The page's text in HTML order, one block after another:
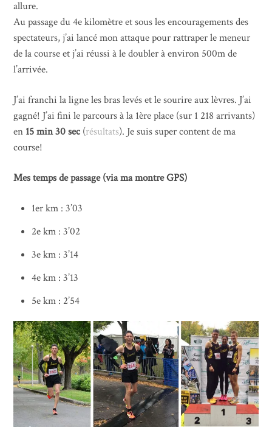
allure.
Au passage du 4e kilomètre et sous les encouragements des
spectateurs, j’ai lancé mon attaque pour rattraper le meneur
de la course et j’ai réussi à le doubler à environ 500m de
l’arrivée.
J’ai franchi la ligne les bras levés et le sourire aux lèvres. J’ai
gagné! J’ai fini le parcours à la 1ère place (sur 1 218 arrivants)
en 15 min 30 sec (résultats). Je suis super content de ma
course!
Mes temps de passage (via ma montre GPS)
1er km : 3’03
2e km : 3’02
3e km : 3’14
4e km : 3’13
5e km : 2’54